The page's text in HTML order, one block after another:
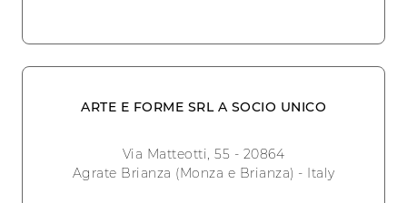
ARTE E FORME SRL A SOCIO UNICO
Via Matteotti, 55 - 20864
Agrate Brianza (Monza e Brianza) - Italy